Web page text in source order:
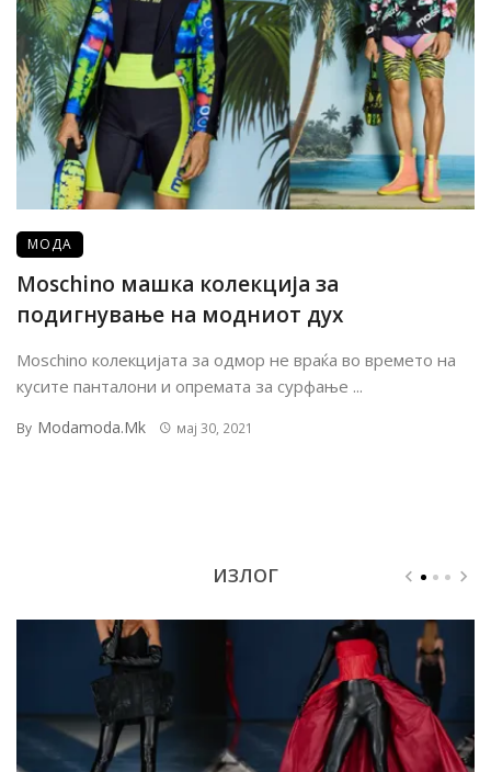
МОДА
Moschino машка колекција за
подигнување на модниот дух
Moschino колекцијата за одмор не враќа во времето на
кусите панталони и опремата за сурфање ...
By Modamoda.mk мај 30, 2021
ИЗЛОГ